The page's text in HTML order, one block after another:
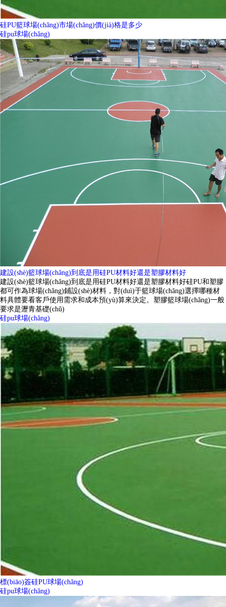
硅PU籃球場(chǎng)市場(chǎng)價(jià)格是多少
硅pu球場(chǎng)
建設(shè)籃球場(chǎng)到底是用硅PU材料好還是塑膠材料好
建設(shè)籃球場(chǎng)到底是用硅PU材料好還是塑膠材料好硅PU和塑膠
都可作為球場(chǎng)鋪設(shè)材料，對(duì)于籃球場(chǎng)選擇哪種材
料具體要看客戶使用需求和成本預(yù)算來決定。塑膠籃球場(chǎng)一般
要求是瀝青基礎(chǔ)
硅pu球場(chǎng)
標(biāo)簽硅PU球場(chǎng)
硅pu球場(chǎng)